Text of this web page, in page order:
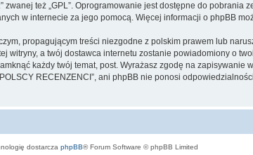
” zwanej też „GPL”. Oprogramowanie jest dostępne do pobrania
w internecie za jego pomocą. Więcej informacji o phpBB
propagującym treści niezgodne z polskim prawem lub
witryny, a twój dostawca internetu zostanie powiadomiony o
każdy twój temat, post. Wyrażasz zgodę na
RECENZENCI”, ani phpBB nie ponosi
dostarcza phpBB® Forum Software © phpBB Limited